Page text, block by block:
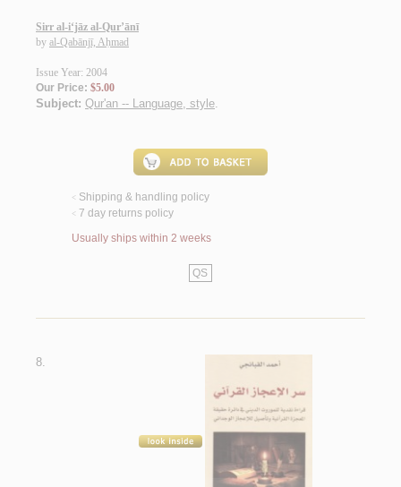
Sirr al-i‘jāz al-Qur’ānī
by al-Qabānjī, Aḥmad
Issue Year: 2004
Our Price: $5.00
Subject: Qur'an -- Language, style.
< Shipping & handling policy
< 7 day returns policy
Usually ships within 2 weeks
QS
8.